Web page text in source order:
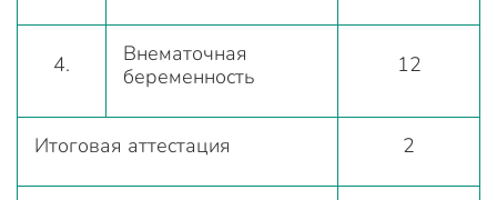
4.
Внематочная
беременность
12
Итоговая аттестация 2